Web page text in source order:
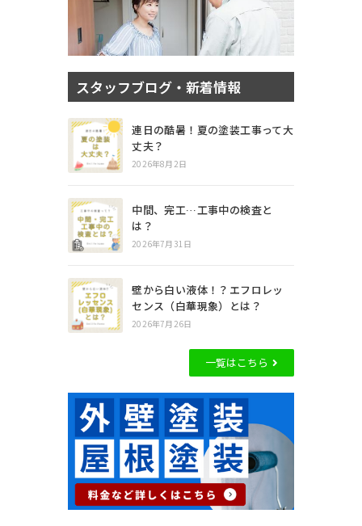
スタッフブログ・新着情報
連日の酷暑！夏の塗装工事って大
丈夫？
2026年8月2日
中間、完工…工事中の検査と
は？
2026年7月31日
壁から白い液体！？エフロレッ
センス（白華現象）とは？
2026年7月26日
一覧はこちら